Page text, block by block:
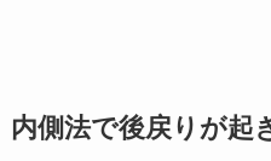
内側法で後戻りが起